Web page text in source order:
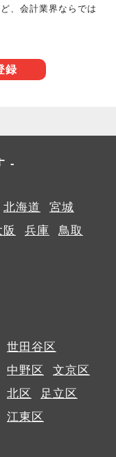
、会計業界ならでは
録
北海道
宮城
阪 兵庫
鳥取
世田谷区
中野区
文京区
北区
足立区
江東区